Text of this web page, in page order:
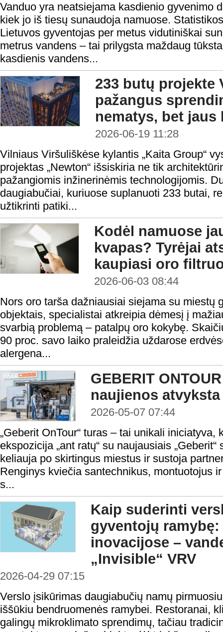
Vanduo yra neatsiejama kasdienio gyvenimo
kiek jo iš tiesų sunaudoja namuose.
Lietuvos gyventojas per metus vidutiniškai
metrus vandens – tai prilygsta maždaug
kasdienis vandens...
233 butų projekte
pažangus
nematys, bet jaus
2026-06-19 11:28
Vilniaus Viršuliškėse kylantis „Kaita Group“
projektas „Newton“ išsiskiria ne tik
pažangiomis inžinerinėmis technologijomis.
daugiabučiai, kuriuose suplanuoti 233 butai,
užtikrinti patiki...
Kodėl namuose
kvapas? Tyrėjai
kaupiasi oro
2026-06-03 08:44
Nors oro tarša dažniausiai siejama su miestų
objektais, specialistai atkreipia dėmesį į
svarbią problemą – patalpų oro kokybę.
90 proc. savo laiko praleidžia uždarose
alergena...
GEBERIT
naujienos
2026-05-07 07:44
„Geberit OnTour“ turas – tai unikali
ekspozicija „ant ratų“ su naujausiais
keliauja po skirtingus miestus ir sustoja
Renginys kviečia santechnikus, montuotojus
s...
Kaip suderinti
gyventojų
inovacijose –
„Invisible“ VRV
2026-04-29 07:15
Verslo įsikūrimas daugiabučių namų
iššūkiu bendruomenės ramybei. Restoranai,
galingų mikroklimato sprendimų, tačiau